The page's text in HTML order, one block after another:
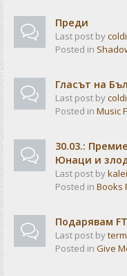
Преди
Last post by
Posted in
Гласът на
Last post by
Posted in Music
30.03.:
Юнаци и
Last post by
Posted in Books
Подарявам
Last post by
Posted in Give